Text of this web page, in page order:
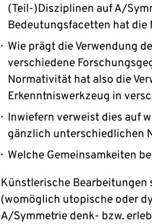
(Teil-)Disziplinen auf A/
Bedeutungsfacetten hat die
Wie prägt die Verwendung
verschiedene
Normativität hat also die
Erkenntniswerkzeug in
Inwiefern verweist dies auf
gänzlich unterschiedlichen
Welche Gemeinsamkeiten
Künstlerische Bearbeitungen
(womöglich utopische oder
A/Symmetrie denk- bzw.